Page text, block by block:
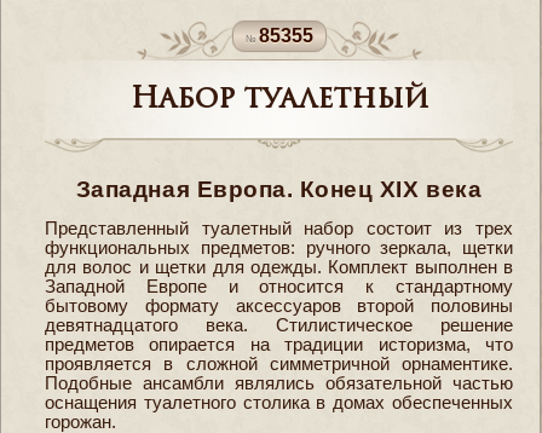
85355
Набор туалетный
Западная Европа. Конец XIX века
Представленный туалетный набор состоит из трех
функциональных предметов: ручного зеркала, щетки
для волос и щетки для одежды. Комплект выполнен в
Западной Европе и относится к стандартному
бытовому формату аксессуаров второй половины
девятнадцатого века. Стилистическое решение
предметов опирается на традиции историзма, что
проявляется в сложной симметричной орнаментике.
Подобные ансамбли являлись обязательной частью
оснащения туалетного столика в домах обеспеченных
горожан.